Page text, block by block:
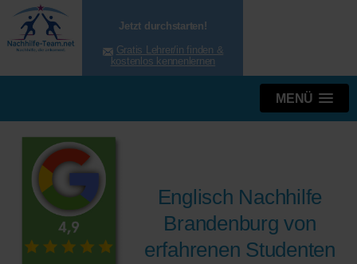
Jetzt durchstarten!
Gratis Lehrer/in finden &
kostenlos kennenlernen
MENÜ
Englisch Nachhilfe
Brandenburg von
erfahrenen Studenten